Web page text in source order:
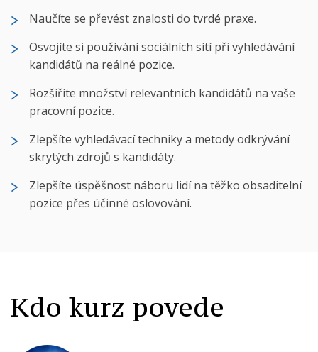
Naučíte se převést znalosti do tvrdé praxe.
Osvojíte si používání sociálních sítí při vyhledávání
kandidátů na reálné pozice.
Rozšíříte množství relevantních kandidátů na vaše
pracovní pozice.
Zlepšíte vyhledávací techniky a metody odkrývání
skrytých zdrojů s kandidáty.
Zlepšíte úspěšnost náboru lidí na těžko obsaditelní
pozice přes účinné oslovování.
Kdo kurz povede